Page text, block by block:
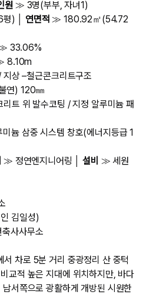
원 ≫ 3명(부부, 자녀1)
평) │연면적 ≫ 180.92㎡(54.72
33.06%
8.10m
상 –철근콘크리트구조
연) 120㎜
트 위 발수코팅 / 지정 알루미늄 패
늄 삼중 시스템 창호(에너지등급 1
≫ 정연엔지니어링 │설비 ≫ 세원
김일성)
사사무소
차로 5분 거리 중광정리 산 중턱
교적 높은 지대에 위치하지만, 바다
서쪽으로 광활하게 개방된 시원한